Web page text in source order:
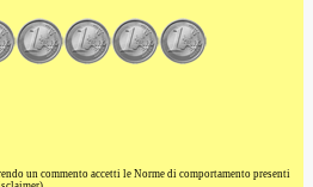
un commento accetti le Norme di comportamento presenti